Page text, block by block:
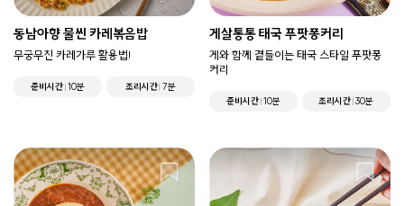
동남아향 물씬 카레볶음밥
무궁무진 카레가루 활용법!
준비시간 10분 조리시간 7분
게살통통 태국 푸팟퐁커리
게와 함께 곁들이는 태국 스타일 푸팟퐁
커리
준비시간 10분 조리시간 30분